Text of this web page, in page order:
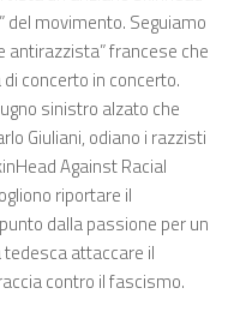
del movimento. Seguiamo
antirazzista” francese che
concerto in concerto.
sinistro alzato che
Giuliani, odiano i razzisti
Against Racial
riportare il
dalla passione per un
attaccare il
contro il fascismo.